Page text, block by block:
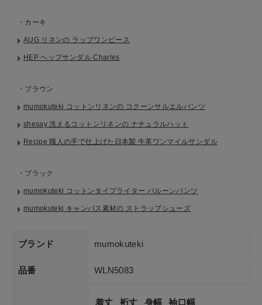
・カーキ
AUG リネンの ラップワンピース
HEP ヘップサンダル Charles
・ブラウン
mumokuteki コットンリネンの コクーンサルエルパンツ
shesay 洗えるコットンリネンの ナチュラルハット
Recipe 職人の手で仕上げた日本製 牛革ワンマイルサンダル
・ブラック
mumokuteki コットンタイプライター バルーンパンツ
mumokuteki キャンバス素材の ストラップシューズ
ブランド mumokuteki
品番 WLN5083
着丈 裄丈 身幅 袖口幅